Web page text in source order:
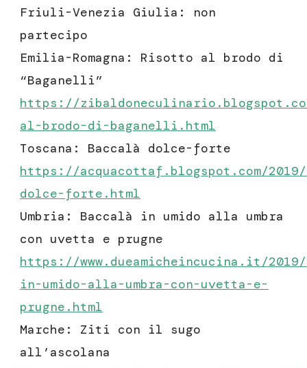
Friuli-Venezia Giulia: non
partecipo
Emilia-Romagna: Risotto al brodo di
“Baganelli”
https://
al-brodo-di-baganelli.html
Toscana: Baccalà dolce-forte
https://acquacottaf.blogspot.com/
dolce-forte.html
Umbria: Baccalà in umido alla umbra
con uvetta e prugne
https://www.dueamicheincucina.it/
in-umido-alla-umbra-con-uvetta-e-
prugne.html
Marche: Ziti con il sugo
all’ascolana